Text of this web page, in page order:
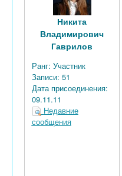
Никита
Владимирович
Гаврилов
Ранг: Участник
Записи: 51
Дата присоединения:
09.11.11
Недавние
сообщения